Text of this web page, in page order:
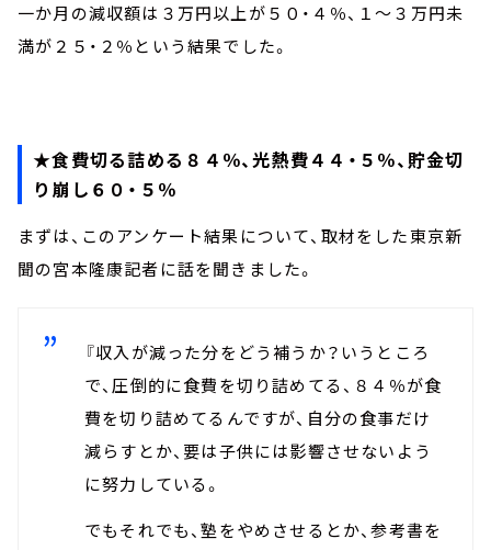
一か月の減収額は３万円以上が５０・４％、１～３万円未
満が２５・２％という結果でした。
★食費切る詰める８４％、光熱費４４・５％、貯金切
り崩し６０・５％
まずは、このアンケート結果について、取材をした東京新
聞の宮本隆康記者に話を聞きました。
『収入が減った分をどう補うか？いうところ
で、圧倒的に食費を切り詰めてる、８４％が食
費を切り詰めてるんですが、自分の食事だけ
減らすとか、要は子供には影響させないよう
に努力している。
でもそれでも、塾をやめさせるとか、参考書を